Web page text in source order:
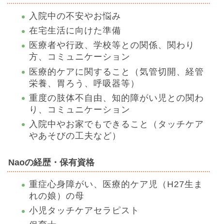
入院中の不安やお悩み
在宅生活に向けた準備
医療者や行政、学校等との関係、関わり
方、コミュニケーション
医療的ケアに関すること（気管切開、経管
栄養、胃ろう、呼吸器等）
重度の肢体不自由、知的障がい児との関わ
り、コミュニケーション
入院中やお家でもできること（タッチケア
やあそびの工夫など）
Naoの経歴・保有資格
重症心身障がい、医療的ケア児（H27生ま
れの娘）の母
小児タッチケアセラピスト